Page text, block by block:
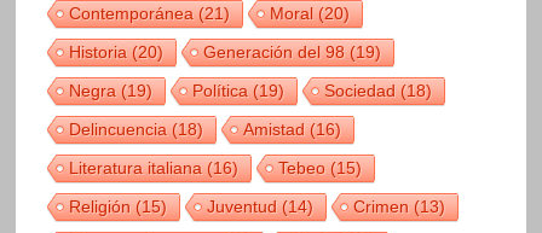
Contemporánea(21) Moral(20)
Historia(20) Generación del 98(19)
Negra(19) Política(19) Sociedad(18)
Delincuencia(18) Amistad(16)
Literatura italiana(16) Tebeo(15)
Religión(15) Juventud(14) Crimen(13)